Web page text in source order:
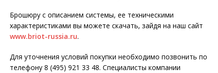
Брошюру с описанием системы, ее техническими
характеристиками вы можете скачать, зайдя на наш сайт
www.briot-russia.ru.
Для уточнения условий покупки необходимо позвонить по
телефону 8 (495) 921 33 48. Специалисты компании